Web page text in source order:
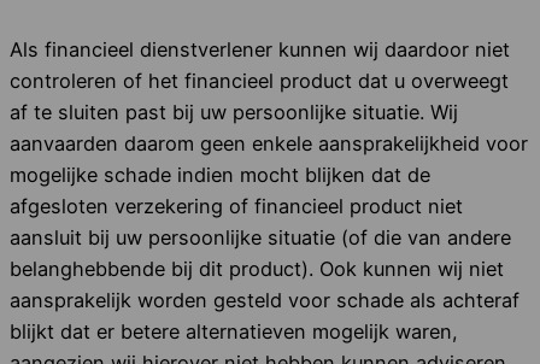
Als financieel dienstverlener kunnen wij daardoor niet
controleren of het financieel product dat u overweegt
af te sluiten past bij uw persoonlijke situatie. Wij
aanvaarden daarom geen enkele aansprakelijkheid voor
mogelijke schade indien mocht blijken dat de
afgesloten verzekering of financieel product niet
aansluit bij uw persoonlijke situatie (of die van andere
belanghebbende bij dit product). Ook kunnen wij niet
aansprakelijk worden gesteld voor schade als achteraf
blijkt dat er betere alternatieven mogelijk waren,